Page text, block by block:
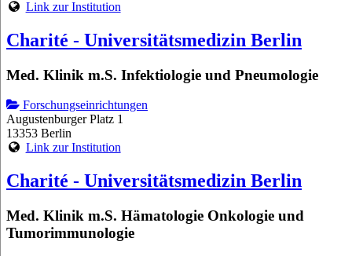
Link zur Institution
Charité - Universitätsmedizin Berlin
Med. Klinik m.S. Infektiologie und Pneumologie
Forschungseinrichtungen
Augustenburger Platz 1
13353 Berlin
Link zur Institution
Charité - Universitätsmedizin Berlin
Med. Klinik m.S. Hämatologie Onkologie und
Tumorimmunologie